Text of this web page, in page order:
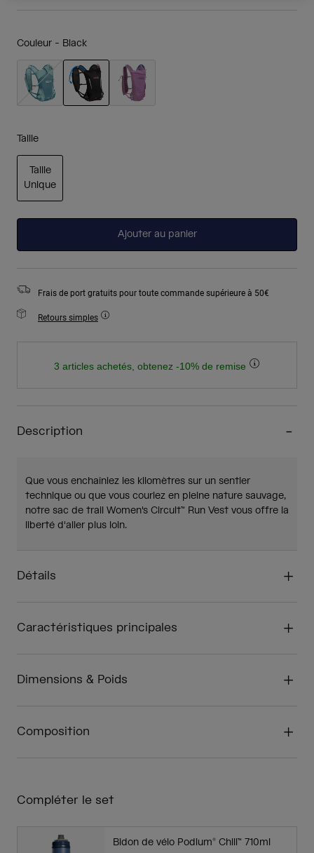
Couleur - Black
Taille
Taille
Unique
Ajouter au panier
Frais de port gratuits pour toute commande supérieure à 50€
Retours simples
3 articles achetés, obtenez -10% de remise
Description
Que vous enchaîniez les kilomètres sur un sentier
technique ou que vous couriez en pleine nature sauvage,
notre sac de trail Women's Circuit™ Run Vest vous offre la
liberté d'aller plus loin.
Détails
Caractéristiques principales
Dimensions & Poids
Composition
Compléter le set
Bidon de vélo Podium® Chill™ 710ml